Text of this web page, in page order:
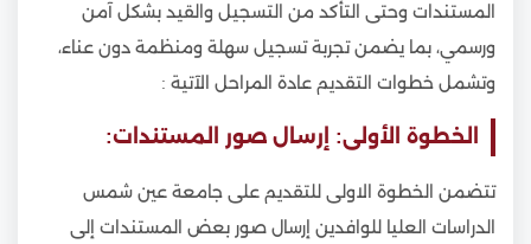
المستندات وحتى التأكد من التسجيل والقيد بشكل آمن
ورسمي، بما يضمن تجربة تسجيل سهلة ومنظمة دون عناء،
وتشمل خطوات التقديم عادة المراحل الآتية :
الخطوة الأولى: إرسال صور المستندات:
تتضمن الخطوة الاولى للتقديم على جامعة عين شمس
الدراسات العليا للوافدين إرسال صور بعض المستندات إلى